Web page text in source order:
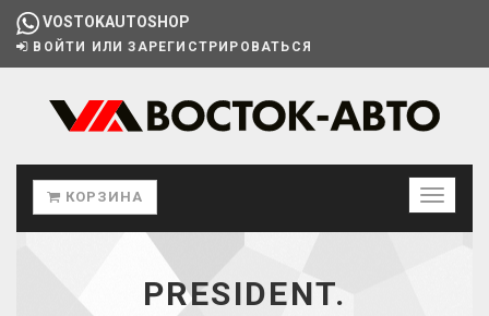
VOSTOKAUTOSHOP
ВОЙТИ ИЛИ ЗАРЕГИСТРИРОВАТЬСЯ
КОРЗИНА
PRESIDENT.